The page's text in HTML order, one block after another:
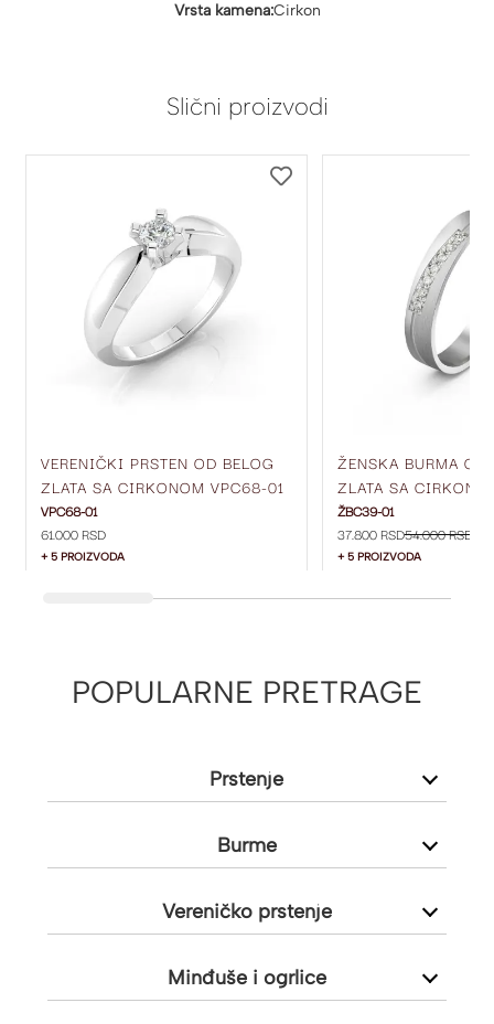
Vrsta kamena:Cirkon
Slični proizvodi
VERENIČKI PRSTEN OD BELOG
ZLATA SA CIRKONOM VPC68-01
VPC68-01
61.000 RSD
+ 5 PROIZVODA
ŽENSKA BURMA OD
ZLATA SA
MM ŽBC39-01
ŽBC39-01
37.800 RSD54.000 RSD
+ 5 PROIZVODA
POPULARNE PRETRAGE
Prstenje
Burme
Vereničko prstenje
Minđuše i ogrlice